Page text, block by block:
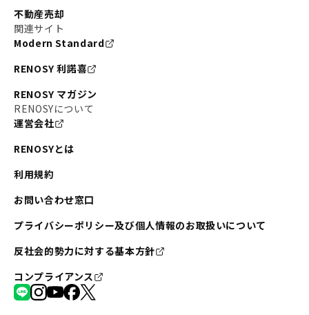
不動産売却
関連サイト
Modern Standard
RENOSY 利諾喜
RENOSY マガジン
RENOSYについて
運営会社
RENOSYとは
利用規約
お問い合わせ窓口
プライバシーポリシー及び個人情報のお取扱いについて
反社会的勢力に対する基本方針
コンプライアンス